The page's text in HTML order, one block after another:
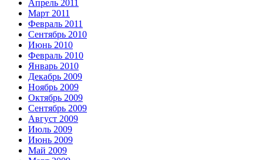
Апрель 2011
Март 2011
Февраль 2011
Сентябрь 2010
Июнь 2010
Февраль 2010
Январь 2010
Декабрь 2009
Ноябрь 2009
Октябрь 2009
Сентябрь 2009
Август 2009
Июль 2009
Июнь 2009
Май 2009